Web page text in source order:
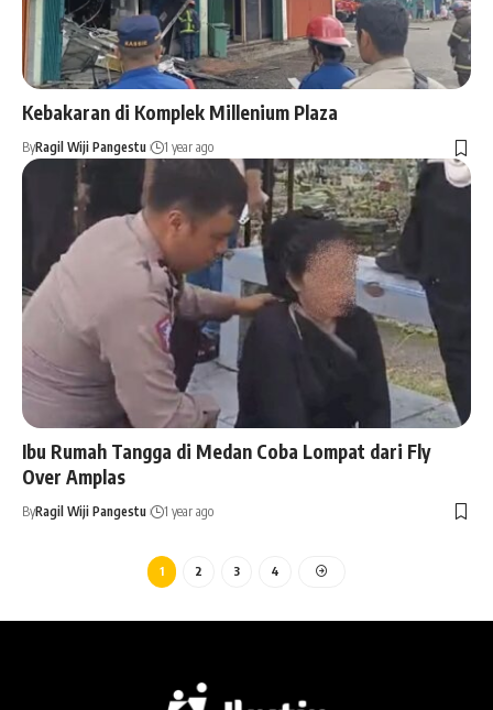
Kebakaran di Komplek Millenium Plaza
ByRagil Wiji Pangestu 1 year ago
Ibu Rumah Tangga di Medan Coba Lompat dari Fly
Over Amplas
ByRagil Wiji Pangestu 1 year ago
1 2 3 4